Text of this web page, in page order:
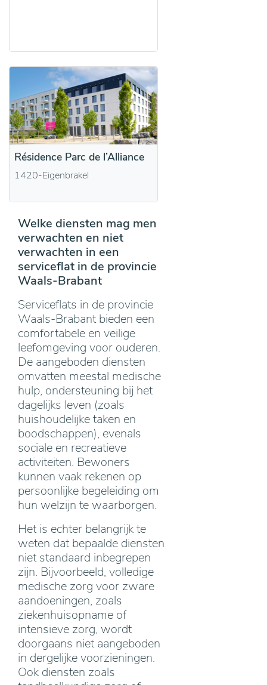
Résidence Parc de l’Alliance
1420-Eigenbrakel
Welke diensten mag men
verwachten en niet
verwachten in een
serviceflat in de provincie
Waals-Brabant
Serviceflats in de provincie
Waals-Brabant bieden een
comfortabele en veilige
leefomgeving voor ouderen.
De aangeboden diensten
omvatten meestal medische
hulp, ondersteuning bij het
dagelijks leven (zoals
huishoudelijke taken en
boodschappen), evenals
sociale en recreatieve
activiteiten. Bewoners
kunnen vaak rekenen op
persoonlijke begeleiding om
hun welzijn te waarborgen.
Het is echter belangrijk te
weten dat bepaalde diensten
niet standaard inbegrepen
zijn. Bijvoorbeeld, volledige
medische zorg voor zware
aandoeningen, zoals
ziekenhuisopname of
intensieve zorg, wordt
doorgaans niet aangeboden
in dergelijke voorzieningen.
Ook diensten zoals